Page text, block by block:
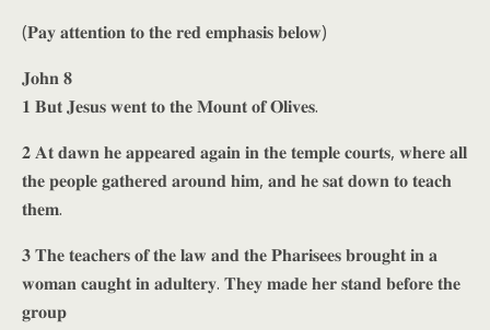
(𝐏𝐚𝐲 𝐚𝐭𝐭𝐞𝐧𝐭𝐢𝐨𝐧 𝐭𝐨 𝐭𝐡𝐞 𝐫𝐞𝐝 𝐞𝐦𝐩𝐡𝐚𝐬𝐢𝐬 𝐛𝐞𝐥𝐨𝐰)
𝐉𝐨𝐡𝐧 𝟖
𝟏 𝐁𝐮𝐭 𝐉𝐞𝐬𝐮𝐬 𝐰𝐞𝐧𝐭 𝐭𝐨 𝐭𝐡𝐞 𝐌𝐨𝐮𝐧𝐭 𝐨𝐟 𝐎𝐥𝐢𝐯𝐞𝐬.
𝟐 𝐀𝐭 𝐝𝐚𝐰𝐧 𝐡𝐞 𝐚𝐩𝐩𝐞𝐚𝐫𝐞𝐝 𝐚𝐠𝐚𝐢𝐧 𝐢𝐧 𝐭𝐡𝐞 𝐭𝐞𝐦𝐩𝐥𝐞 𝐜𝐨𝐮𝐫𝐭𝐬, 𝐰𝐡𝐞𝐫𝐞 𝐚𝐥𝐥
𝐭𝐡𝐞 𝐩𝐞𝐨𝐩𝐥𝐞 𝐠𝐚𝐭𝐡𝐞𝐫𝐞𝐝 𝐚𝐫𝐨𝐮𝐧𝐝 𝐡𝐢𝐦, 𝐚𝐧𝐝 𝐡𝐞 𝐬𝐚𝐭 𝐝𝐨𝐰𝐧 𝐭𝐨 𝐭𝐞𝐚𝐜𝐡
𝐭𝐡𝐞𝐦.
𝟑 𝐓𝐡𝐞 𝐭𝐞𝐚𝐜𝐡𝐞𝐫𝐬 𝐨𝐟 𝐭𝐡𝐞 𝐥𝐚𝐰 𝐚𝐧𝐝 𝐭𝐡𝐞 𝐏𝐡𝐚𝐫𝐢𝐬𝐞𝐞𝐬 𝐛𝐫𝐨𝐮𝐠𝐡𝐭 𝐢𝐧 𝐚
𝐰𝐨𝐦𝐚𝐧 𝐜𝐚𝐮𝐠𝐡𝐭 𝐢𝐧 𝐚𝐝𝐮𝐥𝐭𝐞𝐫𝐲. 𝐓𝐡𝐞𝐲 𝐦𝐚𝐝𝐞 𝐡𝐞𝐫 𝐬𝐭𝐚𝐧𝐝 𝐛𝐞𝐟𝐨𝐫𝐞 𝐭𝐡𝐞
𝐠𝐫𝐨𝐮𝐩